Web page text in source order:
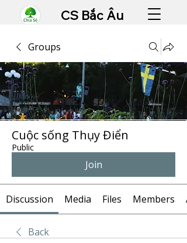
CS Bắc Âu
Groups
Cuộc sống Thụy Điển
Public
Join
Discussion Media Files Members
Back